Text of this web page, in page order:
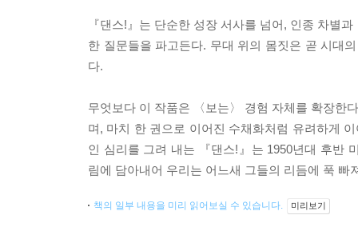
『댄스!』는 단순한 성장 서사를 넘어, 인종 차별
한 질문들을 파고든다. 무대 위의 몸짓은 곧 시대
다.
무엇보다 이 작품은 〈보는〉 경험 자체를 확장한
며, 마치 한 권으로 이어진 수채화처럼 유려하게
인 심리를 그려 내는 『댄스!』는 1950년대 후반
림에 담아내어 우리는 어느새 그들의 리듬에 푹 빠
책의 일부 내용을 미리 읽어보실 수 있습니다. 미리보기